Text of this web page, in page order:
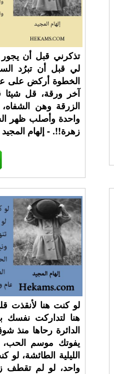
تذكرني قبل أن
لي قبل أن تبرُد
الخطوة أركض على
آخر ورقة، قل
الزرقة وهن
واحدة وأصلب ظهر
زهرة!!. - إلهام المجيد
لو كنت هنا لأنقذت
هنا لتداركت نفسك
الدائرة رحاها منذ
يفوتك موسم
الليلية الطائشة، لو
واحد، لو لم تقطف